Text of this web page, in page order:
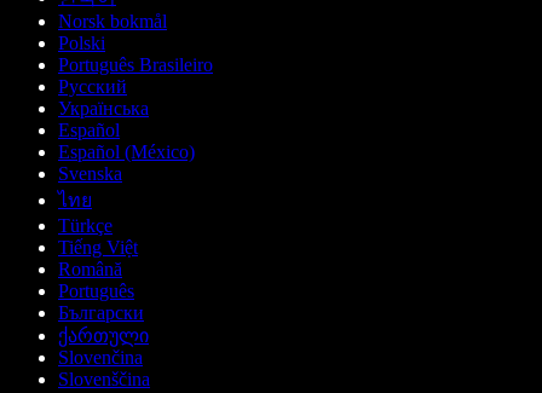
Norsk bokmål
Polski
Português Brasileiro
Русский
Українська
Español
Español (México)
Svenska
ไทย
Türkçe
Tiếng Việt
Română
Português
Български
ქართული
Slovenčina
Slovenščina